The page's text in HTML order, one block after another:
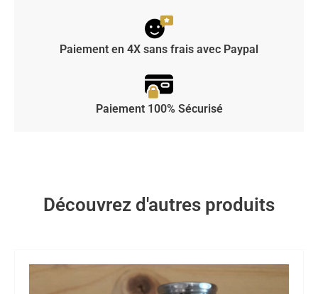
Paiement en 4X sans frais avec Paypal
Paiement 100% Sécurisé
Découvrez d'autres produits